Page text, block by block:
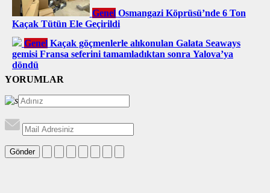
Genel Osmangazi Köprüsü’nde 6 Ton
Kaçak Tütün Ele Geçirildi
Genel Kaçak göçmenlerle alıkonulan Galata Seaways
gemisi Fransa seferini tamamladıktan sonra Yalova’ya
döndü
YORUMLAR
Gönder